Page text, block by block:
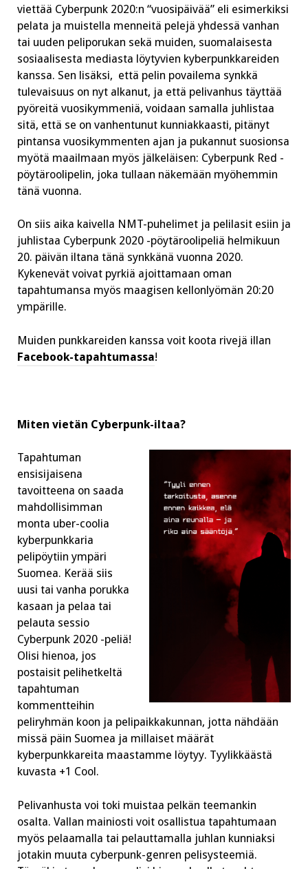
viettää Cyberpunk 2020:n “vuosipäivää” eli esimerkiksi
pelata ja muistella menneitä pelejä yhdessä vanhan
tai uuden peliporukan sekä muiden, suomalaisesta
sosiaalisesta mediasta löytyvien kyberpunkkareiden
kanssa. Sen lisäksi, että pelin povailema synkkä
tulevaisuus on nyt alkanut, ja että pelivanhus täyttää
pyöreitä vuosikymmeniä, voidaan samalla juhlistaa
sitä, että se on vanhentunut kunniakkaasti, pitänyt
pintansa vuosikymmenten ajan ja pukannut suosionsa
myötä maailmaan myös jälkeläisen: Cyberpunk Red -
pöytäroolipelin, joka tullaan näkemään myöhemmin
tänä vuonna.
On siis aika kaivella NMT-puhelimet ja pelilasit esiin ja
juhlistaa Cyberpunk 2020 -pöytäroolipeliä helmikuun
20. päivän iltana tänä synkkänä vuonna 2020.
Kykenevät voivat pyrkiä ajoittamaan oman
tapahtumansa myös maagisen kellonlyömän 20:20
ympärille.
Muiden punkkareiden kanssa voit koota rivejä illan
Facebook-tapahtumassa!
Miten vietän Cyberpunk-iltaa?
Tapahtuman
ensisijaisena
tavoitteena on saada
mahdollisimman
monta uber-coolia
kyberpunkkaria
pelipöytiin ympäri
Suomea. Kerää siis
uusi tai vanha porukka
kasaan ja pelaa tai
pelauta sessio
Cyberpunk 2020 -peliä!
Olisi hienoa, jos
postaisit pelihetkeltä
tapahtuman
kommentteihin
peliryhmän koon ja pelipaikkakunnan, jotta nähdään
missä päin Suomea ja millaiset määrät
kyberpunkkareita maastamme löytyy. Tyylikkäästä
kuvasta +1 Cool.
Pelivanhusta voi toki muistaa pelkän teemankin
osalta. Vallan mainiosti voit osallistua tapahtumaan
myös pelaamalla tai pelauttamalla juhlan kunniaksi
jotakin muuta cyberpunk-genren pelisysteemiä.